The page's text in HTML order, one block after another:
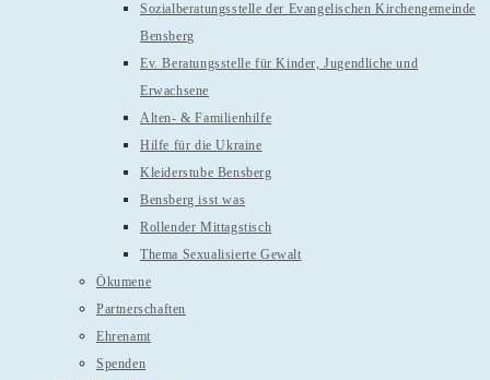
Sozialberatungsstelle der Evangelischen Kirchengemeinde
Bensberg
Ev. Beratungsstelle für Kinder, Jugendliche und
Erwachsene
Alten- & Familienhilfe
Hilfe für die Ukraine
Kleiderstube Bensberg
Bensberg isst was
Rollender Mittagstisch
Thema Sexualisierte Gewalt
Ökumene
Partnerschaften
Ehrenamt
Spenden